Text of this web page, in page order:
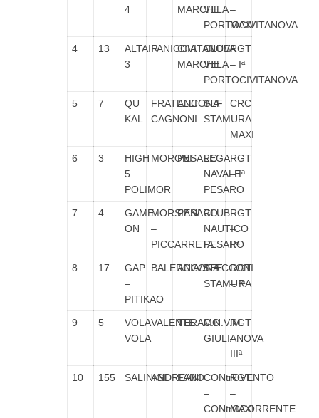
4
MARCHE
VELA
PORTOCIVITANOVA
–
MAXI
4 13
ALTAIR
3
PANICCIACIVITANOVA
MARCHE
CLUB
VELA
PORTOCIVITANOVA
RGT
– Iª
5 7
QU
KAL
FRATELLI
CAGNONI
ANCONA
SEF
STAMURA
CRC
–
MAXI
6 3
HIGH
5
POLIMOR
MORONIPESAROLEGA
NAVALE
PESARO
RGT
– Iª
7 4
GAME
ON
MORSIANI
–
PICCARRETA
PESAROCLUB
NAUTICO
PESARO
RGT
–
IIª
8 17
GAP
–
PITIKAO
BALERCIA/STECCONI
ANCONA
SEF
STAMURA
RGT
– Iª
9 5
VOLA
VOLA
VALENTETERAMOC.N.V.M.
GIULIANOVA
RGT
–
IIIª
10 155 SALINIGIANDREANI
FANOCONtrOVENTO
–
CONtrOCORRENTE
RGT
–
MAXI